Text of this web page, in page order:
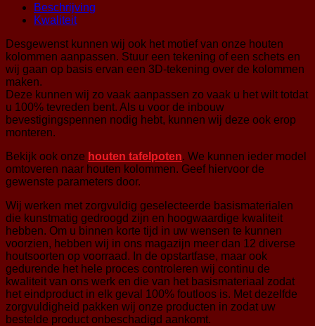
Beschrijving
Kwaliteit
Desgewenst kunnen wij ook het motief van onze houten
kolommen aanpassen. Stuur een tekening of een schets en
wij gaan op basis ervan een 3D-tekening over de kolommen
maken.
Deze kunnen wij zo vaak aanpassen zo vaak u het wilt totdat
u 100% tevreden bent. Als u voor de inbouw
bevestigingspennen nodig hebt, kunnen wij deze ook erop
monteren.
Bekijk ook onze houten tafelpoten. We kunnen ieder model
omtoveren naar houten kolommen. Geef hiervoor de
gewenste parameters door.
Wij werken met zorgvuldig geselecteerde basismaterialen
die kunstmatig gedroogd zijn en hoogwaardige kwaliteit
hebben. Om u binnen korte tijd in uw wensen te kunnen
voorzien, hebben wij in ons magazijn meer dan 12 diverse
houtsoorten op voorraad. In de opstartfase, maar ook
gedurende het hele proces controleren wij continu de
kwaliteit van ons werk en die van het basismateriaal zodat
het eindproduct in elk geval 100% foutloos is. Met dezelfde
zorgvuldigheid pakken wij onze producten in zodat uw
bestelde product onbeschadigd aankomt.